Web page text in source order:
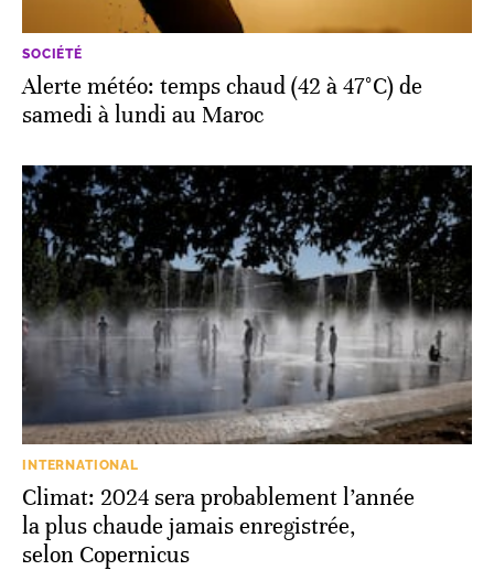
SOCIÉTÉ
Alerte météo: temps chaud (42 à 47°C) de
samedi à lundi au Maroc
INTERNATIONAL
Climat: 2024 sera probablement l’année
la plus chaude jamais enregistrée,
selon Copernicus